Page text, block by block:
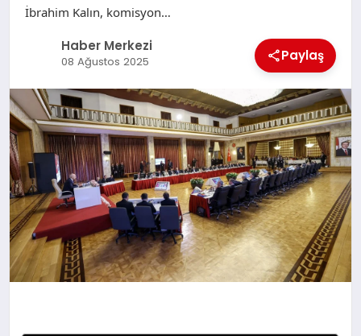
İbrahim Kalın, komisyon…
Haber Merkezi
08 Ağustos 2025 Paylaş